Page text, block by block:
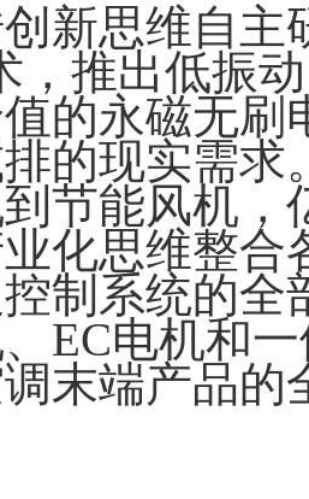
新思维自主
，推出低振
的永磁无
的现实需求
节能风机
化思维整合
制系统的全
EC电机和
末端产品的